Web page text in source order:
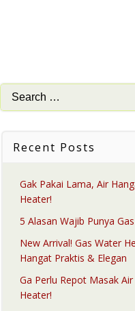
Search
for:
Recent Posts
Gak Pakai Lama, Air
Heater!
5 Alasan Wajib Punya
New Arrival! Gas Water
Hangat Praktis & Elegan
Ga Perlu Repot Masak
Heater!